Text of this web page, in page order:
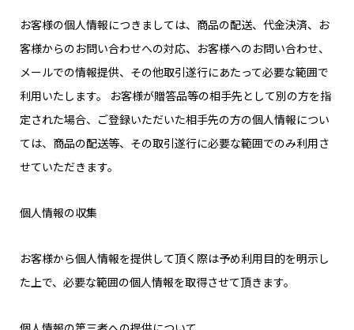
お客様の個人情報につきましては、商品の配送、代金決済、お
客様からのお問い合わせへの対応、お客様へのお問い合わせ、
メールでの情報提供、その他取引遂行にあたって必要な範囲で
利用いたします。 お客様が贈答品等の相手先として別の方を指
定された場合、ご登録いただいた相手先の方の個人情報につい
ては、商品の配送等、その取引遂行に必要な範囲でのみ利用さ
せていただきます。
個人情報の収集
お客様から個人情報を提供して頂く際は予め利用目的を明示し
た上で、必要な範囲の個人情報を取得させて頂きます。